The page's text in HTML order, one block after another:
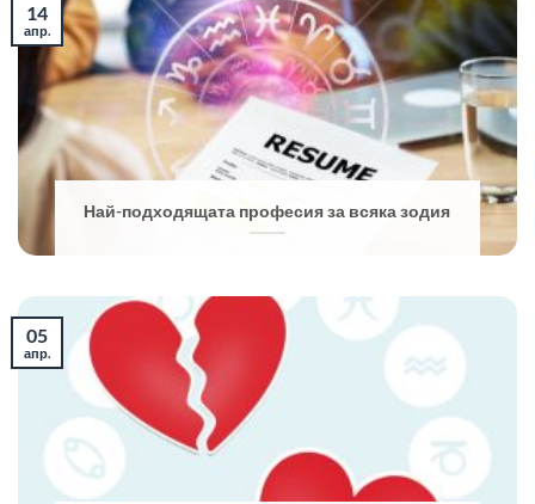
Най-подходящата професия за всяка зодия
14
апр.
05
апр.